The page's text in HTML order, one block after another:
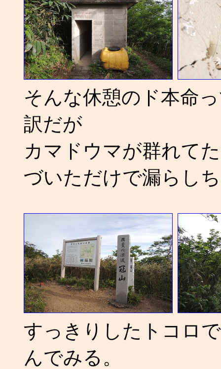
そんな休憩のド本命
訳だが
カマドウマが群れて
づいただけで漏らし
すっきりしたトコロ
んでみる。